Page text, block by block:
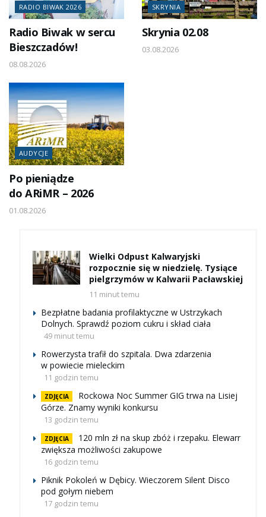
RADIO BIWAK 2026
Radio Biwak w sercu
Bieszczadów!
08.08.2026
SKRYNIA
Skrynia 02.08
03.08.2026
AUDYCJE
Po pieniądze
do ARiMR – 2026
01.08.2026
Wielki Odpust Kalwaryjski
rozpocznie się w niedzielę. Tysiące
pielgrzymów w Kalwarii Pacławskiej
11 minut temu
Bezpłatne badania profilaktyczne w Ustrzykach
Dolnych. Sprawdź poziom cukru i skład ciała
49 minut temu
Rowerzysta trafił do szpitala. Dwa zdarzenia
w powiecie mieleckim
11 godzin temu
ZDJĘCIA
Rockowa Noc Summer GIG trwa na Lisiej
Górze. Znamy wyniki konkursu
13 godzin temu
ZDJĘCIA
120 mln zł na skup zbóż i rzepaku. Elewarr
zwiększa możliwości zakupowe
16 godzin temu
Piknik Pokoleń w Dębicy. Wieczorem Silent Disco
pod gołym niebem
17 godzin temu